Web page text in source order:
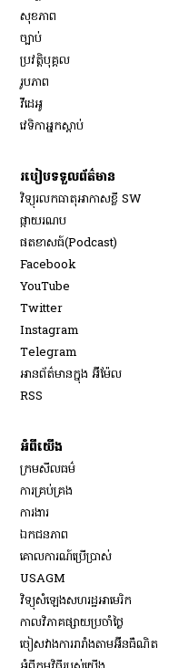
សុខភាព
ច្បាប់
ប្រវត្តិបុគ្គល
រូបភាព
វីដេអូ
វេទិកា​អ្នក​ស្ដាប់
របៀប​ទទួល​ព័ត៌មាន​
វិទ្យុ​រលក​ធាតុអាកាស​ខ្លី SW
​ផ្កាយ​រណប
​ផតខាសធ៍(Podcast)
Facebook
YouTube
Twitter
Instagram
Telegram
អានព័ត៌មានក្នុង អ៊ីម៉ែល
RSS
អំពីយើង
ក្រមសីលធម៌
ការគ្រប់គ្រង
ការងារ
ឯកជនភាព
គោលការណ៍ប្រើប្រាស់
USAGM
វិទ្យុសំឡេងសហរដ្ឋអាមេរិក
កាលវិភាគផ្សាយប្រចាំថ្ងៃ
ចៀសវាង​ការរារាំង​តាម​អ៊ីនធឺណិត